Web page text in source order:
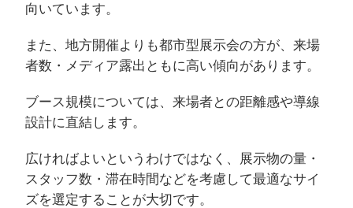
向いています。
また、地方開催よりも都市型展示会の方が、来場
者数・メディア露出ともに高い傾向があります。
ブース規模については、来場者との距離感や導線
設計に直結します。
広ければよいというわけではなく、展示物の量・
スタッフ数・滞在時間などを考慮して最適なサイ
ズを選定することが大切です。